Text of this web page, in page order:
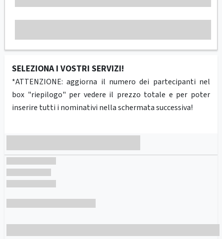
SELEZIONA I VOSTRI SERVIZI!
*ATTENZIONE: aggiorna il numero dei partecipanti nel
box "riepilogo" per vedere il prezzo totale e per poter
inserire tutti i nominativi nella schermata successiva!